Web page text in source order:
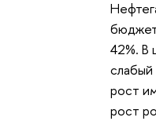
42%. В
рост
рост